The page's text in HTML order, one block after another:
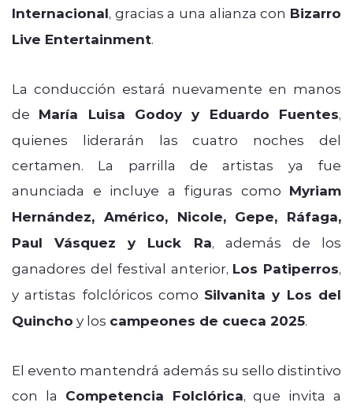
Internacional, gracias a una alianza con Bizarro
Live Entertainment.
La conducción estará nuevamente en manos
de María Luisa Godoy y Eduardo Fuentes,
quienes liderarán las cuatro noches del
certamen. La parrilla de artistas ya fue
anunciada e incluye a figuras como Myriam
Hernández, Américo, Nicole, Gepe, Ráfaga,
Paul Vásquez y Luck Ra, además de los
ganadores del festival anterior, Los Patiperros,
y artistas folclóricos como Silvanita y Los del
Quincho y los campeones de cueca 2025.
El evento mantendrá además su sello distintivo
con la Competencia Folclórica, que invita a